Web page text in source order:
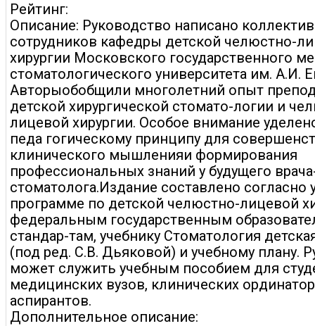
Рейтинг:
Описание: Руководство написано
сотрудников кафедры детской челюстно-
хирургии Московского государственного
стоматологического университета им. А.И.
Авторыобобщили многолетний опыт
детской хирургической стомато-логии и
лицевой хирургии. Особое внимание
педа гогическому принципу для
клинического мышленияи формирования
профессиональных знаний у будущего
стоматолога.Издание составлено согласно
программе по детской челюстно-лицевой
федеральным государственным
стандар-там, учебнику Стоматология
(под ред. С.В. Дьяковой) и учебному плану.
может служить учебным пособием для
медицинских вузов, клинических
аспирантов.
Дополнительное описание: